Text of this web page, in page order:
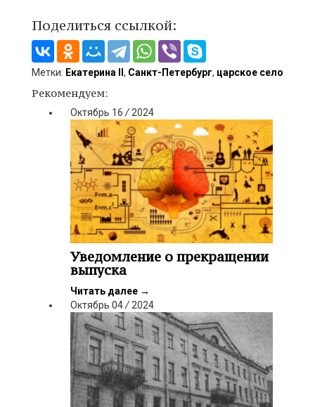
Поделиться ссылкой:
Метки: Екатерина II, Санкт-Петербург, царское село
Рекомендуем:
Октябрь 16 / 2024
Уведомление о прекращении
выпуска
Читать далее →
Октябрь 04/ 2024